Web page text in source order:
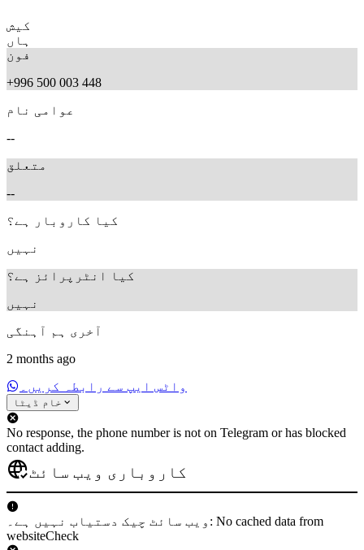
کیش
ہاں
فون
+996 500 003 448
عوامی نام
--
متعلق
--
کیا کاروبار ہے؟
نہیں
کیا انٹرپرائز ہے؟
نہیں
آخری ہم آہنگی
2 months ago
واٹس ایپ سے رابطہ کریں۔
خام ڈیٹا
No response, the phone number is not on Telegram or has blocked
contact adding.
کاروباری ویب سائٹ
ویب سائٹ چیک دستیاب نہیں ہے۔: No cached data from
websiteCheck